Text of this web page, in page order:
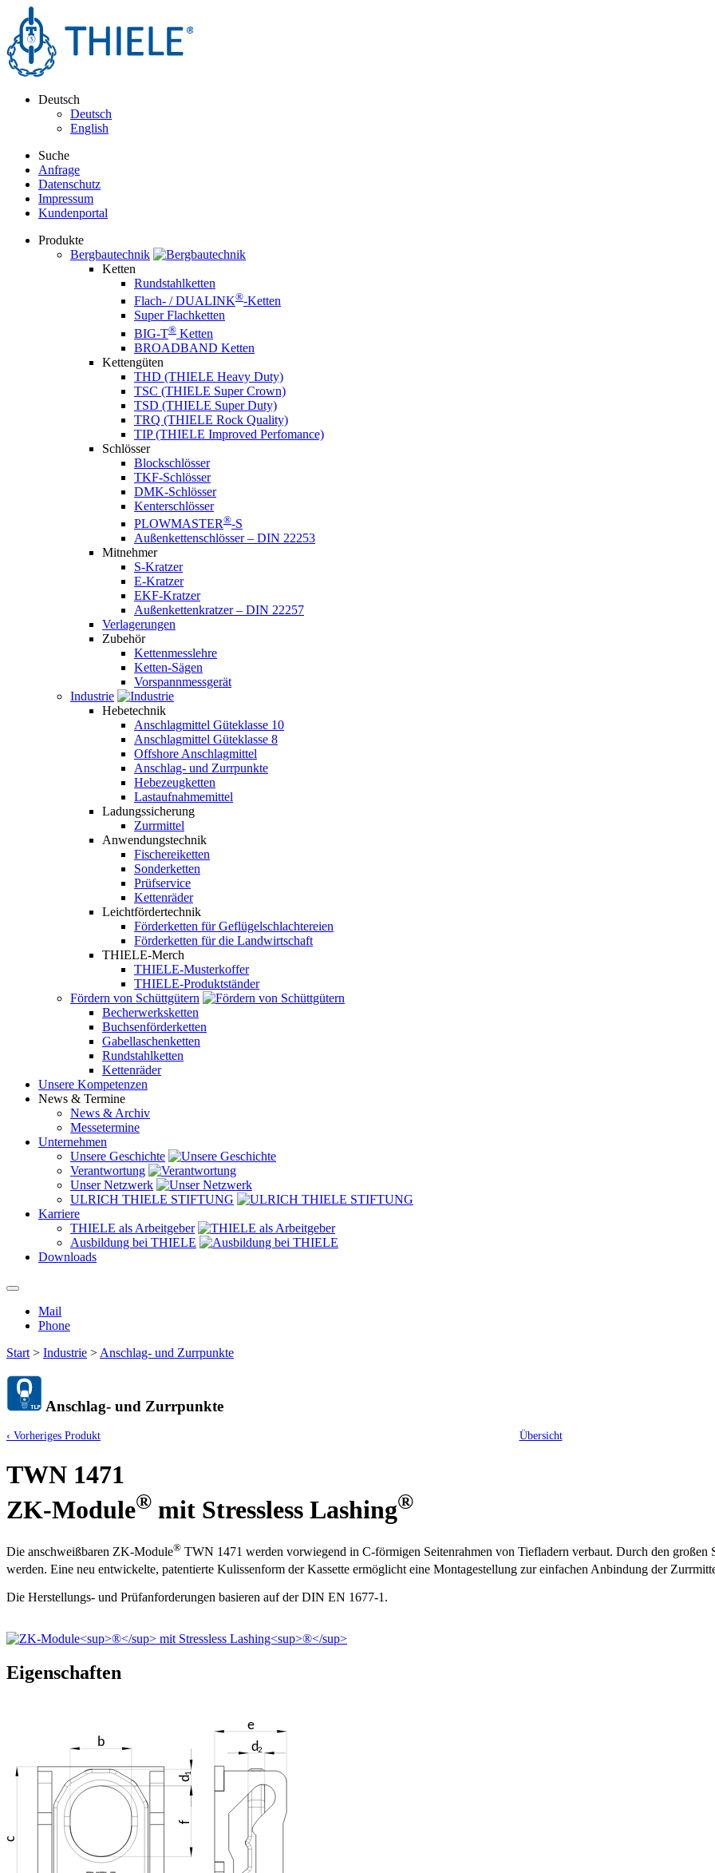
Deutsch
Deutsch
English
Suche
Anfrage
Datenschutz
Impressum
Kundenportal
Produkte
Bergbautechnik
Ketten
Rundstahlketten
Flach- / DUALINK®-Ketten
Super Flachketten
BIG-T® Ketten
BROADBAND Ketten
Kettengüten
THD (THIELE Heavy Duty)
TSC (THIELE Super Crown)
TSD (THIELE Super Duty)
TRQ (THIELE Rock Quality)
TIP (THIELE Improved Perfomance)
Schlösser
Blockschlösser
TKF-Schlösser
DMK-Schlösser
Kenterschlösser
PLOWMASTER®-S
Außenkettenschlösser – DIN 22253
Mitnehmer
S-Kratzer
E-Kratzer
EKF-Kratzer
Außenkettenkratzer – DIN 22257
Verlagerungen
Zubehör
Kettenmesslehre
Ketten-Sägen
Vorspannmessgerät
Industrie
Hebetechnik
Anschlagmittel Güteklasse 10
Anschlagmittel Güteklasse 8
Offshore Anschlagmittel
Anschlag- und Zurrpunkte
Hebezeugketten
Lastaufnahmemittel
Ladungssicherung
Zurrmittel
Anwendungstechnik
Fischereiketten
Sonderketten
Prüfservice
Kettenräder
Leichtfördertechnik
Förderketten für Geflügelschlachtereien
Förderketten für die Landwirtschaft
THIELE-Merch
THIELE-Musterkoffer
THIELE-Produktständer
Fördern von Schüttgütern
Becherwerksketten
Buchsenförderketten
Gabellaschenketten
Rundstahlketten
Kettenräder
Unsere Kompetenzen
News & Termine
News & Archiv
Messetermine
Unternehmen
Unsere Geschichte
Verantwortung
Unser Netzwerk
ULRICH THIELE STIFTUNG
Karriere
THIELE als Arbeitgeber
Ausbildung bei THIELE
Downloads
Mail
Phone
Start > Industrie > Anschlag- und Zurrpunkte
Anschlag- und Zurrpunkte
‹ Vorheriges Produkt Übersicht
TWN 1471
ZK-Module® mit Stressless Lashing®
Die anschweißbaren ZK-Module® TWN 1471 werden vorwiegend in C-förmigen Seitenrahmen von Tiefladern verbaut. Durch den großen
werden. Eine neu entwickelte, patentierte Kulissenform der Kassette ermöglicht eine Montagestellung zur einfachen Anbindung der
Die Herstellungs- und Prüfanforderungen basieren auf der DIN EN 1677-1.
Eigenschaften